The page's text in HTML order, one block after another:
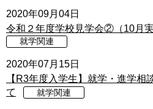
2020年09月04日
令和２年度学校見学会②（10月
就学関連
2020年07月15日
【R3年度入学生】就学・進学相
て
就学関連